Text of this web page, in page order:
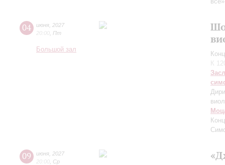
04 июня 2027
20:00 Пт
Большой зал
К
09 июня 2027
20:00 Ср